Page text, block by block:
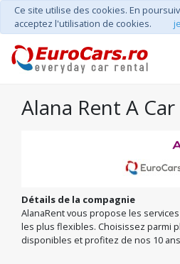
Ce site utilise des cookies. En
acceptez l'utilisation de cookies.
Alana Rent A Car
Détails de la compagnie
AlanaRent vous propose les
les plus flexibles. Choisissez parmi
disponibles et profitez de nos 10